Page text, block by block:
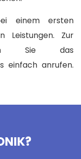
einem ersten
Leistungen. Zur
Sie das
einfach anrufen.